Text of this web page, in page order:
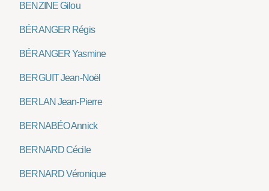
BENZINE Gilou
BÉRANGER Régis
BÉRANGER Yasmine
BERGUIT Jean-Noël
BERLAN Jean-Pierre
BERNABÉO Annick
BERNARD Cécile
BERNARD Véronique